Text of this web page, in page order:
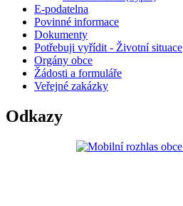
E-podatelna
Povinné informace
Dokumenty
Potřebuji vyřídit - Životní situace
Orgány obce
Žádosti a formuláře
Veřejné zakázky
Odkazy